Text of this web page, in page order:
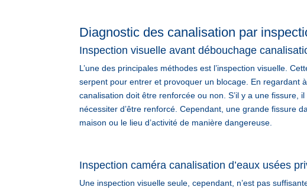
Diagnostic des canalisation par
Inspection visuelle avant débouchage
L’une des principales méthodes est l’inspection visuelle.
serpent pour entrer et provoquer un blocage. En regardant
canalisation doit être renforcée ou non. S’il y a une fissure,
nécessiter d’être renforcé. Cependant, une grande fissure
maison ou le lieu d’activité de manière dangereuse.
Inspection caméra canalisation d’eaux usées
Une inspection visuelle seule, cependant, n’est pas